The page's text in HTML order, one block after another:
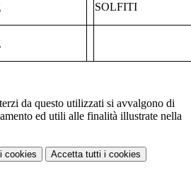
SOLFITI
da questo utilizzati si avvalgono di
ed utili alle finalità illustrate nella
i cookies Accetta tutti i cookies